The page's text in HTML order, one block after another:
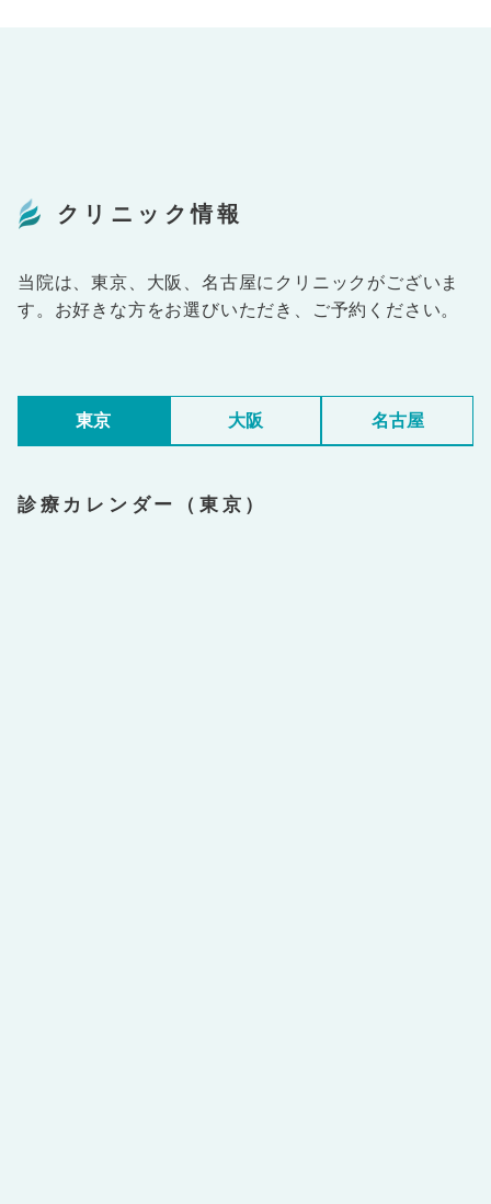
クリニック情報
当院は、東京、大阪、名古屋にクリニックがございま
す。お好きな方をお選びいただき、ご予約ください。
東京 大阪 名古屋
診療カレンダー（東京）